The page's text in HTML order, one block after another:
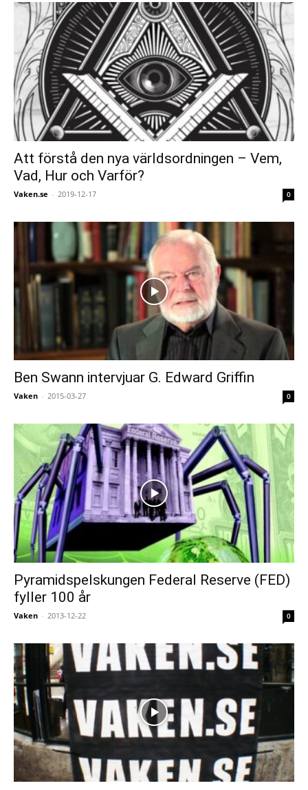
Att förstå den nya världsordningen – Vem,
Vad, Hur och Varför?
Vaken.se - 2019-12-17 0
Ben Swann intervjuar G. Edward Griffin
Vaken - 2015-03-27 0
Pyramidspelskungen Federal Reserve (FED)
fyller 100 år
Vaken - 2013-12-22 0